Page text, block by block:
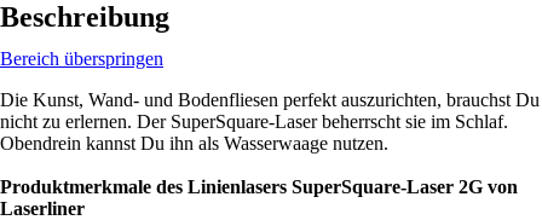
Beschreibung
Bereich überspringen
Die Kunst, Wand- und Bodenfliesen perfekt auszurichten, brauchst Du
nicht zu erlernen. Der SuperSquare-Laser beherrscht sie im Schlaf.
Obendrein kannst Du ihn als Wasserwaage nutzen.
Produktmerkmale des Linienlasers SuperSquare-Laser 2G von
Laserliner